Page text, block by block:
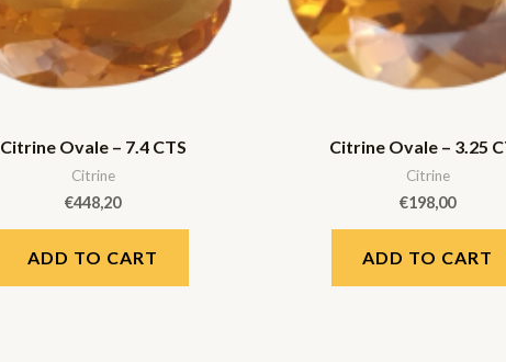
Citrine Ovale – 7.4 CTS
Citrine
€448,20
ADD TO CART
Citrine Ovale – 3.25
Citrine
€198,00
ADD TO CART